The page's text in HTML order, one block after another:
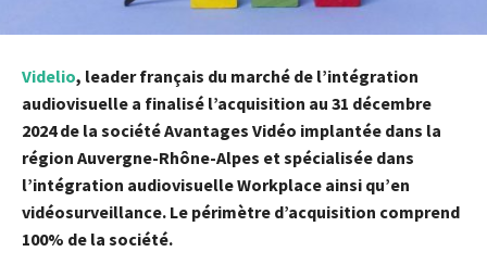
Videlio, leader français du marché de l’intégration
audiovisuelle a finalisé l’acquisition au 31 décembre
2024 de la société Avantages Vidéo implantée dans la
région Auvergne-Rhône-Alpes et spécialisée dans
l’intégration audiovisuelle Workplace ainsi qu’en
vidéosurveillance. Le périmètre d’acquisition comprend
100% de la société.